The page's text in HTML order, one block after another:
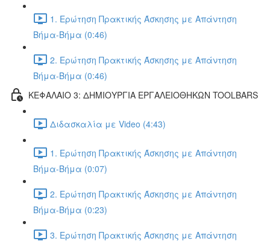
1. Ερώτηση Πρακτικής Άσκησης με Απάντηση
Βήμα-Βήμα (0:46)
2. Ερώτηση Πρακτικής Άσκησης με Απάντηση
Βήμα-Βήμα (0:46)
ΚΕΦΑΛΑΙΟ 3: ΔΗΜΙΟΥΡΓΙΑ ΕΡΓΑΛΕΙΟΘΗΚΩΝ TOOLBARS
Διδασκαλία με Video (4:43)
1. Ερώτηση Πρακτικής Άσκησης με Απάντηση
Βήμα-Βήμα (0:07)
2. Ερώτηση Πρακτικής Άσκησης με Απάντηση
Βήμα-Βήμα (0:23)
3. Ερώτηση Πρακτικής Άσκησης με Απάντηση